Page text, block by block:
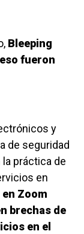
Bleeping
fueron
y
de seguridad
práctica de
en
Zoom
brechas de
en el